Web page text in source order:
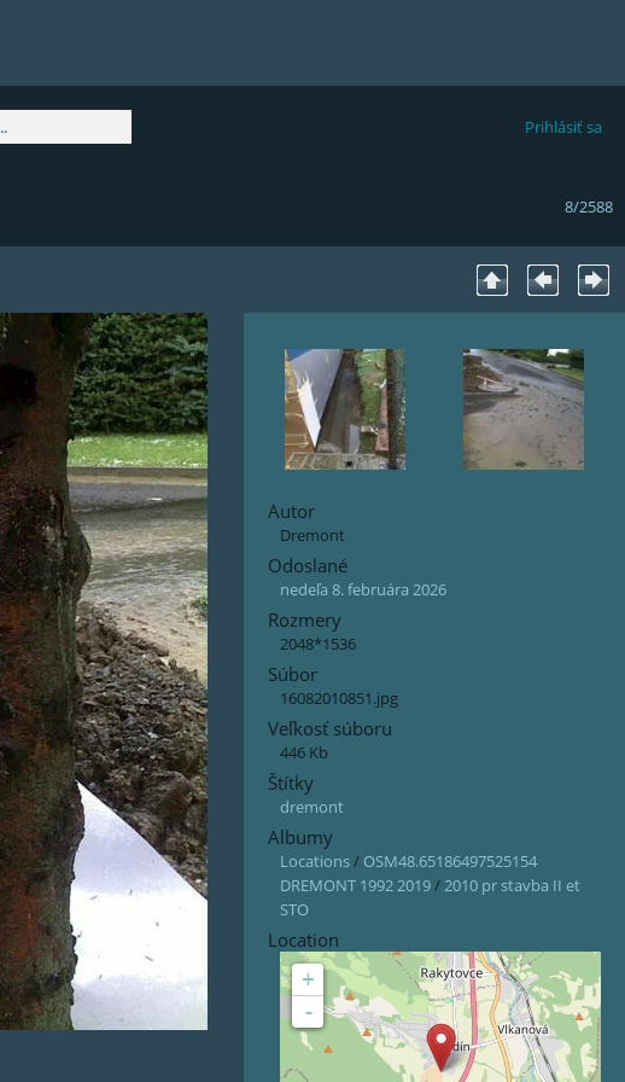
Prihlásiť sa
8/2588
Autor
Dremont
Odoslané
nedeľa 8. februára 2026
Rozmery
2048*1536
Súbor
16082010851.jpg
Veľkosť súboru
446 Kb
Štítky
dremont
Albumy
Locations/ OSM48.65186497525154
DREMONT 1992 2019/2010 pr stavba II et
STO
Location
+
-